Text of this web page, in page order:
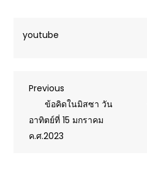
youtube
Post
navigation
Previous
Post
Previous
ข้อคิดในมิสซา วัน
อาทิตย์ที่ 15 มกราคม
ค.ศ.2023